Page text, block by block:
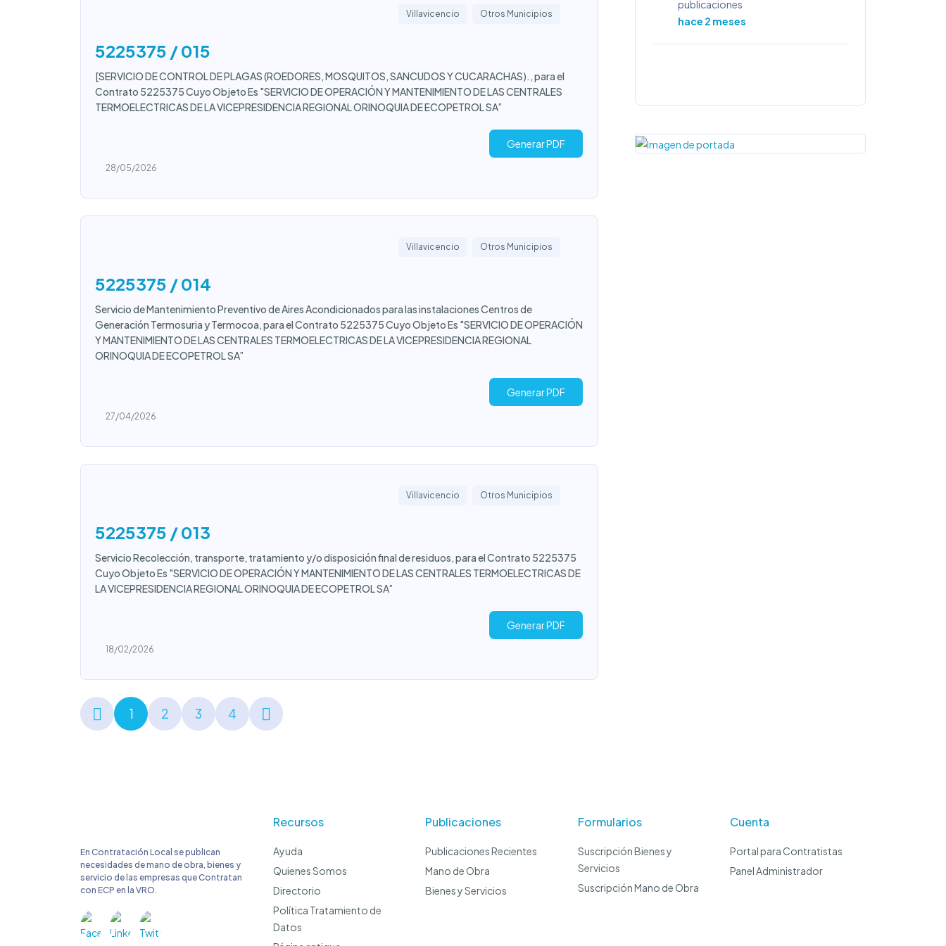
Villavicencio Otros Municipios
5225375 / 015
[SERVICIO DE CONTROL DE PLAGAS (ROEDORES, MOSQUITOS, SANCUDOS Y CUCARACHAS)., para el
Contrato 5225375 Cuyo Objeto Es "SERVICIO DE OPERACIÓN Y MANTENIMIENTO DE LAS CENTRALES
TERMOELECTRICAS DE LA VICEPRESIDENCIA REGIONAL ORINOQUIA DE ECOPETROL SA”
Generar PDF
28/05/2026
Villavicencio Otros Municipios
5225375 / 014
Servicio de Mantenimiento Preventivo de Aires Acondicionados para las instalaciones Centros de
Generación Termosuria y Termocoa, para el Contrato 5225375 Cuyo Objeto Es "SERVICIO DE OPERACIÓN
Y MANTENIMIENTO DE LAS CENTRALES TERMOELECTRICAS DE LA VICEPRESIDENCIA REGIONAL
ORINOQUIA DE ECOPETROL SA”
Generar PDF
27/04/2026
Villavicencio Otros Municipios
5225375 / 013
Servicio Recolección, transporte, tratamiento y/o disposición final de residuos, para el Contrato 5225375
Cuyo Objeto Es "SERVICIO DE OPERACIÓN Y MANTENIMIENTO DE LAS CENTRALES TERMOELECTRICAS DE
LA VICEPRESIDENCIA REGIONAL ORINOQUIA DE ECOPETROL SA”
Generar PDF
18/02/2026
1 2 3 4
publicaciones
hace 2 meses
En Contratación Local se publican
necesidades de mano de obra, bienes y
servicio de las empresas que Contratan
con ECP en la VRO.
Recursos
Ayuda
Quienes Somos
Directorio
Política Tratamiento de
Datos
Publicaciones
Publicaciones Recientes
Mano de Obra
Bienes y Servicios
Formularios
Suscripción Bienes y
Servicios
Suscripción Mano de Obra
Cuenta
Portal para Contratistas
Panel Administrador